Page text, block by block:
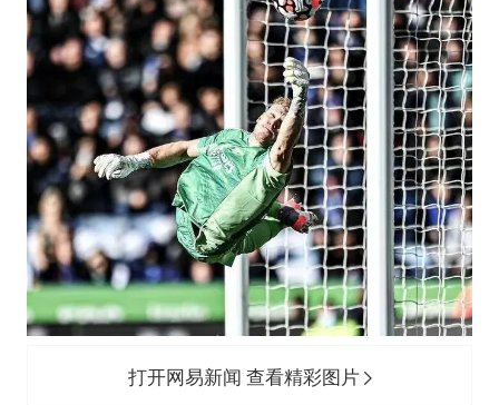
打开网易新闻 查看精彩图片